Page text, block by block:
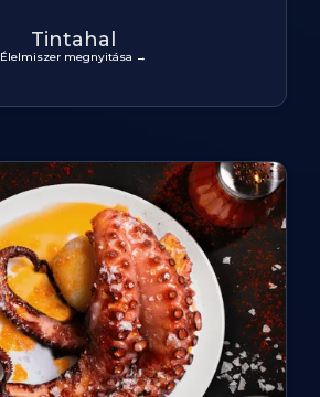
Tintahal
Élelmiszer megnyitása →